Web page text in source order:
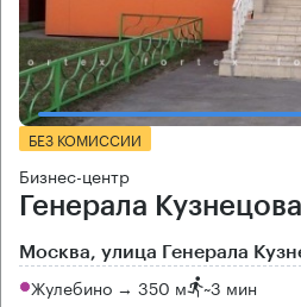
БЕЗ КОМИССИИ
Бизнес-центр
Генерала Кузнецова
Москва, улица Генерала
Жулебино → 350 м ~3 мин